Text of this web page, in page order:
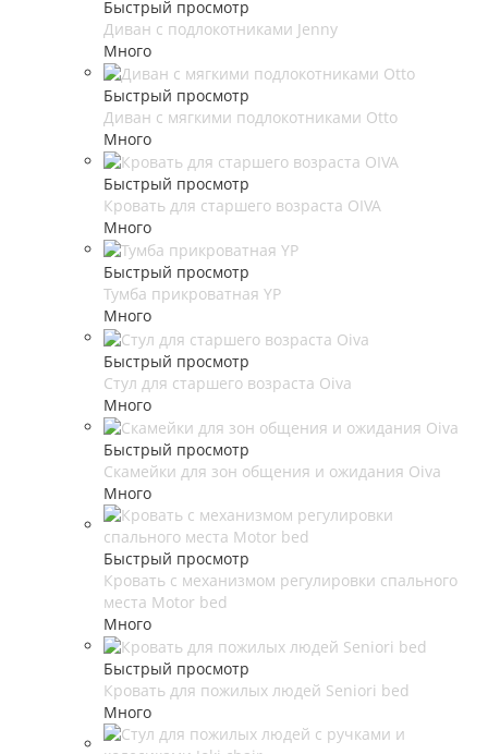
Быстрый просмотр
Диван с подлокотниками Jenny
Много
Быстрый просмотр
Диван с мягкими подлокотниками Otto
Много
Быстрый просмотр
Кровать для старшего возраста OIVA
Много
Быстрый просмотр
Тумба прикроватная YP
Много
Быстрый просмотр
Стул для старшего возраста Oiva
Много
Быстрый просмотр
Скамейки для зон общения и ожидания Oiva
Много
Быстрый просмотр
Кровать с механизмом регулировки спального
места Motor bed
Много
Быстрый просмотр
Кровать для пожилых людей Seniori bed
Много